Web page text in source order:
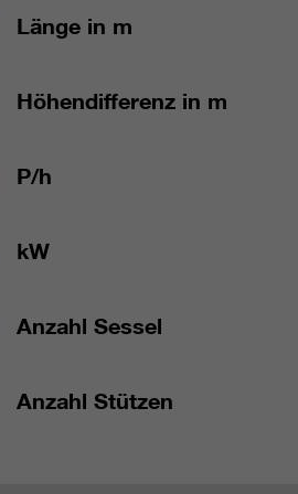
Länge in m
Höhendifferenz in m
P/h
kW
Anzahl Sessel
Anzahl Stützen